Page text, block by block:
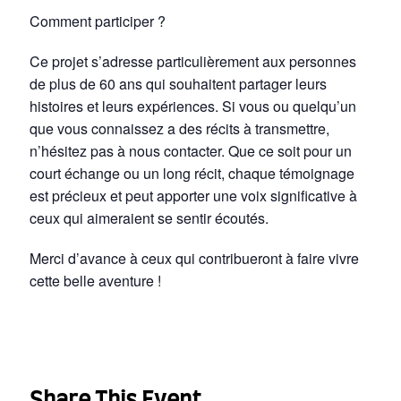
Comment participer ?
Ce projet s’adresse particulièrement aux personnes
de plus de 60 ans qui souhaitent partager leurs
histoires et leurs expériences. Si vous ou quelqu’un
que vous connaissez a des récits à transmettre,
n’hésitez pas à nous contacter. Que ce soit pour un
court échange ou un long récit, chaque témoignage
est précieux et peut apporter une voix significative à
ceux qui aimeraient se sentir écoutés.
Merci d’avance à ceux qui contribueront à faire vivre
cette belle aventure !